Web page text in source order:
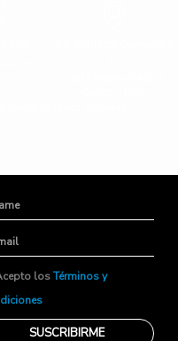
losTérminos y
SUSCRIBIRME